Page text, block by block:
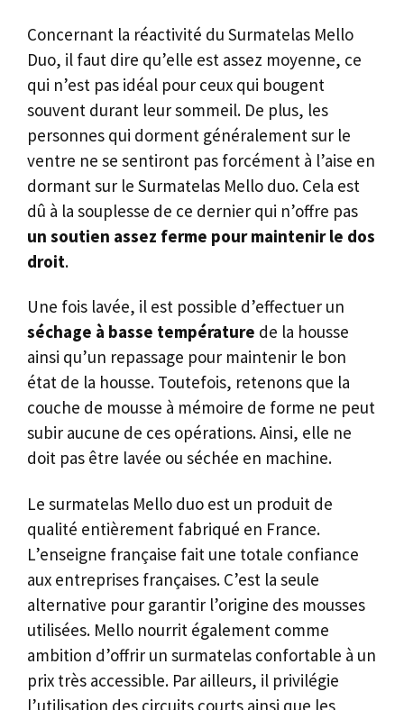
Concernant la réactivité du Surmatelas Mello
Duo, il faut dire qu’elle est assez moyenne, ce
qui n’est pas idéal pour ceux qui bougent
souvent durant leur sommeil. De plus, les
personnes qui dorment généralement sur le
ventre ne se sentiront pas forcément à l’aise en
dormant sur le Surmatelas Mello duo. Cela est
dû à la souplesse de ce dernier qui n’offre pas
un soutien assez ferme pour maintenir le dos
droit.
Une fois lavée, il est possible d’effectuer un
séchage à basse température de la housse
ainsi qu’un repassage pour maintenir le bon
état de la housse. Toutefois, retenons que la
couche de mousse à mémoire de forme ne peut
subir aucune de ces opérations. Ainsi, elle ne
doit pas être lavée ou séchée en machine.
Le surmatelas Mello duo est un produit de
qualité entièrement fabriqué en France.
L’enseigne française fait une totale confiance
aux entreprises françaises. C’est la seule
alternative pour garantir l’origine des mousses
utilisées. Mello nourrit également comme
ambition d’offrir un surmatelas confortable à un
prix très accessible. Par ailleurs, il privilégie
l’utilisation des circuits courts ainsi que les